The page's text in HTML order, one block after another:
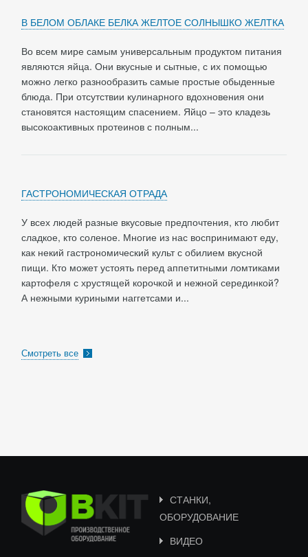
В БЕЛОМ ОБЛАКЕ БЕЛКА ЖЕЛТОЕ СОЛНЫШКО ЖЕЛТКА
Во всем мире самым универсальным продуктом питания
являются яйца. Они вкусные и сытные, с их помощью
можно легко разнообразить самые простые обыденные
блюда. При отсутствии кулинарного вдохновения они
становятся настоящим спасением. Яйцо – это кладезь
высокоактивных протеинов с полным...
ГАСТРОНОМИЧЕСКАЯ ОТРАДА
У всех людей разные вкусовые предпочтения, кто любит
сладкое, кто соленое. Многие из нас воспринимают еду,
как некий гастрономический культ с обилием вкусной
пищи. Кто может устоять перед аппетитными ломтиками
картофеля с хрустящей корочкой и нежной серединкой?
А нежными куриными наггетсами и...
Смотреть все
СТАНКИ,
ОБОРУДОВАНИЕ
ВИДЕО